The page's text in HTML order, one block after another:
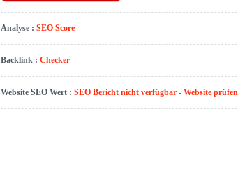
Analyse :SEO Score
Backlink :Checker
Website SEO Wert :SEO Bericht nicht verfügbar - Website prüfen